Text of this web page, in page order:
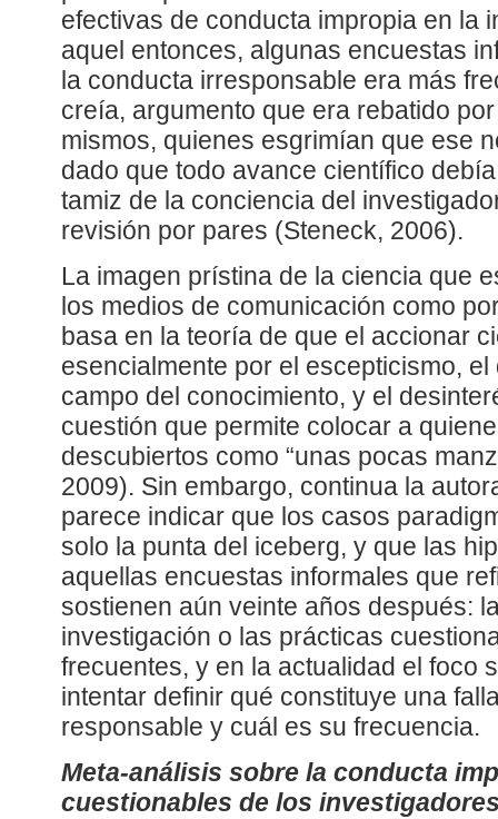
efectivas de conducta impropia en la
aquel entonces, algunas encuestas
la conducta irresponsable era más
creía, argumento que era rebatido
mismos, quienes esgrimían que ese
dado que todo avance científico
tamiz de la conciencia del
revisión por pares (Steneck, 2006).
La imagen prístina de la ciencia que
los medios de comunicación como
basa en la teoría de que el accionar
esencialmente por el escepticismo,
campo del conocimiento, y el
cuestión que permite colocar a
descubiertos como “unas pocas
2009). Sin embargo, continua la
parece indicar que los casos
solo la punta del iceberg, y que las
aquellas encuestas informales que
sostienen aún veinte años después:
investigación o las prácticas
frecuentes, y en la actualidad el foco
intentar definir qué constituye una
responsable y cuál es su frecuencia.
Meta-análisis sobre la conducta
cuestionables de los